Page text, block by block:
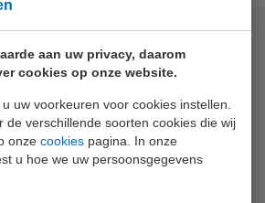
aan uw privacy, daarom
cookies op onze website.
uw voorkeuren voor cookies instellen.
de verschillende soorten cookies die wij
onze cookies pagina. In onze
u hoe we uw persoonsgegevens